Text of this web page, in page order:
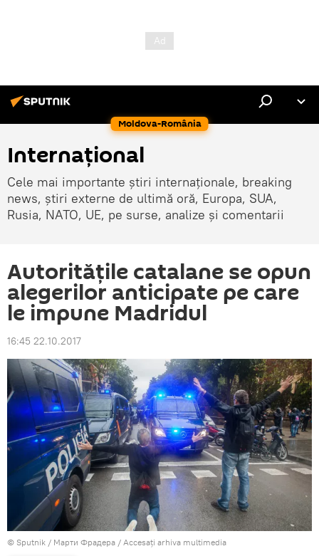
Moldova-România
Internaţional
Cele mai importante știri internaționale, breaking
news, știri externe de ultimă oră, Europa, SUA,
Rusia, NATO, UE, pe surse, analize și comentarii
Autoritățile catalane se opun
alegerilor anticipate pe care
le impune Madridul
16:45 22.10.2017
© Sputnik / Марти Фрадера / Accesați arhiva multimedia